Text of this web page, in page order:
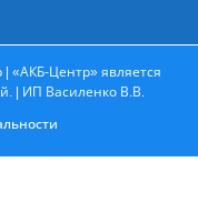
«АКБ-Центр» является
| ИП Василенко В.В.